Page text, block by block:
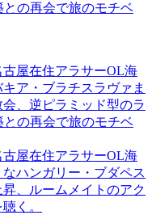
の再会で旅のモチベ
屋在住アラサーOL海
ア・ブラチスラヴァま
、逆ピラミッド型のラ
の再会で旅のモチベ
屋在住アラサーOL海
ハンガリー・ブダペス
、ルームメイトのアク
く。